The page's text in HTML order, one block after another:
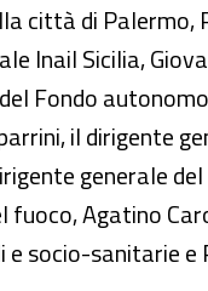
città di Palermo,
Inail Sicilia,
Fondo
il dirigente
generale
fuoco, Agatino
socio-sanitarie